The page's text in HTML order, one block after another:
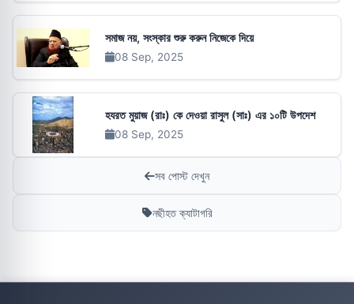
সমাজ নয়, সংস্কার শুরু করুন নিজেকে দিয়ে
08 Sep, 2025
হযরত মুয়াজ (রাঃ) কে দেওয়া রাসুল (সাঃ) এর ১০টি উপদেশ
08 Sep, 2025
সব পোস্ট দেখুন
নছীহত ক্যাটাগরি